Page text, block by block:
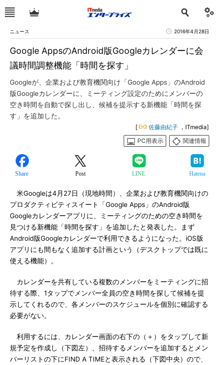
ニュース 2016年4月28日
Google AppsのAndroid版Googleカレンダーに会
議時間調整機能「時間を探す」
Googleが、企業および教育機関向け「Google Apps」のAndroid
版Googleカレンダーに、ミーティング設定のためにメンバーの
空き時間を自動で探し出し、候補を提示する新機能「時間を探
す」を追加した。
[ 佐藤由紀子 ，ITmedia]
PC用表示
関連情報
Share Post LINE Hatena
米Googleは4月27日（現地時間）、企業および教育機関向けの
プロダクティビティスイート「Google Apps」のAndroid版
Googleカレンダーアプリに、ミーティングのための空き時間を
見つける新機能「時間を探す」を追加したと発表した。まず
Android版Googleカレンダーで利用できるようになった。iOS版
アプリにも間もなく追加する計画という（デスクトップでは既に
使える機能）。
カレンダーを共有している複数のメンバーをミーティングに招
待する際、1タップでメンバー全員の空き時間を探して候補を提
示してくれるので、各メンバーのスケジュールを個別に確認する
必要がない。
利用するには、カレンダー画面の右下の（＋）をタップして新
規予定を作成し（下図左）、招待するメンバーを追加するとメン
バーリストの下にFIND A TIMEと表示される（下図中央）ので、